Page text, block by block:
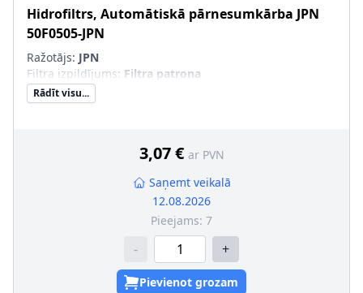
Hidrofiltrs, Automātiskā pārnesumkārba JPN
50F0505-JPN
Ražotājs: JPN
Filtra izpildījums: Filtra patrona
Rādīt visu...
3,07 € ar PVN
Saņemt veikalā
12.08.2026
Pieejams: 7
- +
Pievienot grozam